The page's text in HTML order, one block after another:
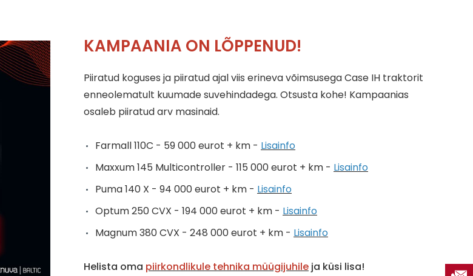
KAMPAANIA ON LÕPPENUD!
Piiratud koguses ja piiratud ajal viis erineva võimsusega Case IH traktorit
enneolematult kuumade suvehindadega. Otsusta kohe! Kampaanias
osaleb piiratud arv masinaid.
Farmall 110C - 59 000 eurot + km - Lisainfo
Maxxum 145 Multicontroller - 115 000 eurot + km - Lisainfo
Puma 140 X - 94 000 eurot + km - Lisainfo
Optum 250 CVX - 194 000 eurot + km - Lisainfo
Magnum 380 CVX - 248 000 eurot + km - Lisainfo
Helista oma piirkondlikule tehnika müügijuhile ja küsi lisa!